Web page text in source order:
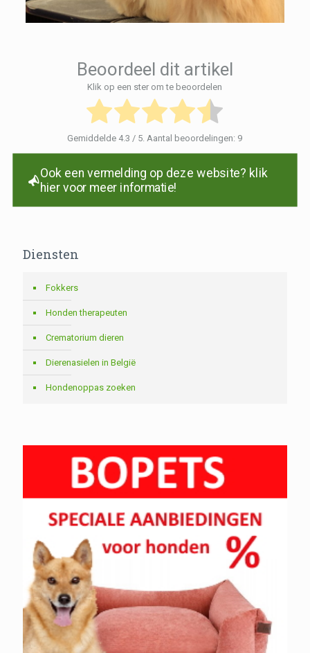
Beoordeel dit artikel
Klik op een ster om te beoordelen
Gemiddelde 4.3 / 5. Aantal beoordelingen: 9
Ook een vermelding op deze website? klik
hier voor meer informatie!
Diensten
Fokkers
Honden therapeuten
Crematorium dieren
Dierenasielen in België
Hondenoppas zoeken